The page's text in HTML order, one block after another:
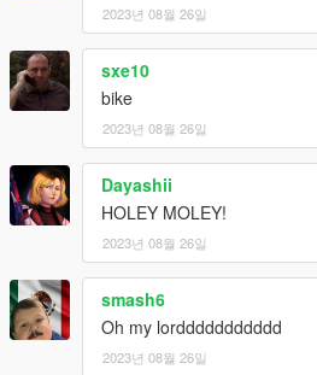
2023년 08월 26일
sxe10
bike
2023년 08월 26일
Dayashii
HOLEY MOLEY!
2023년 08월 26일
smash6
Oh my lorddddddddddd
2023년 08월 26일